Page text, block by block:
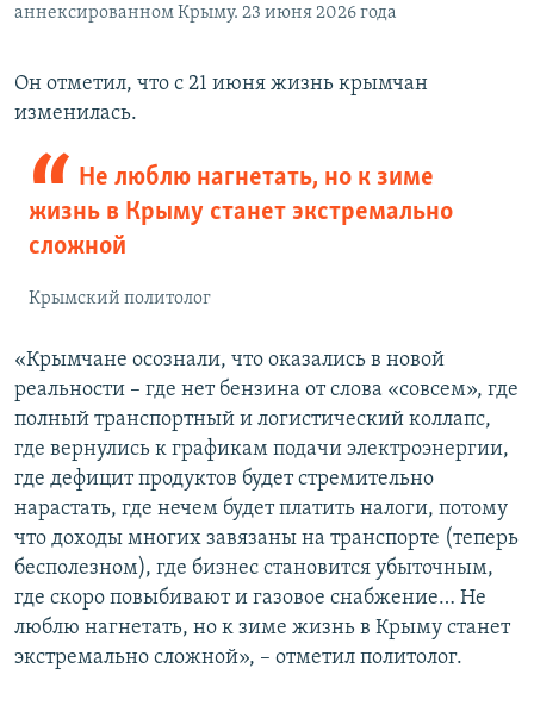
аннексированном Крыму. 23 июня 2026 года
Он отметил, что с 21 июня жизнь крымчан
изменилась.
Не люблю нагнетать, но к зиме
жизнь в Крыму станет экстремально
сложной
Крымский политолог
«Крымчане осознали, что оказались в новой
реальности – где нет бензина от слова «совсем», где
полный транспортный и логистический коллапс,
где вернулись к графикам подачи электроэнергии,
где дефицит продуктов будет стремительно
нарастать, где нечем будет платить налоги, потому
что доходы многих завязаны на транспорте (теперь
бесполезном), где бизнес становится убыточным,
где скоро повыбивают и газовое снабжение… Не
люблю нагнетать, но к зиме жизнь в Крыму станет
экстремально сложной», – отметил политолог.